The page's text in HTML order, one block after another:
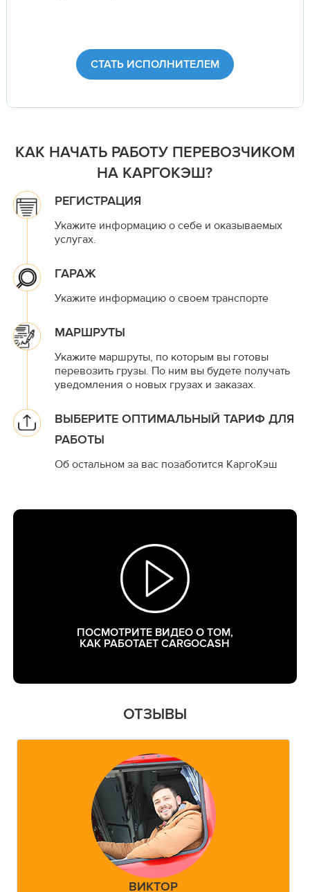
СТАТЬ ИСПОЛНИТЕЛЕМ
КАК НАЧАТЬ РАБОТУ ПЕРЕВОЗЧИКОМ
НА КАРГОКЭШ?
РЕГИСТРАЦИЯ
Укажите информацию о себе и оказываемых
услугах.
ГАРАЖ
Укажите информацию о своем транспорте
МАРШРУТЫ
Укажите маршруты, по которым вы готовы
перевозить грузы. По ним вы будете получать
уведомления о новых грузах и заказах.
ВЫБЕРИТЕ ОПТИМАЛЬНЫЙ ТАРИФ ДЛЯ
РАБОТЫ
Об остальном за вас позаботится КаргоКэш
ПОСМОТРИТЕ ВИДЕО О ТОМ,
КАК РАБОТАЕТ CARGOCASH
ОТЗЫВЫ
ВИКТОР